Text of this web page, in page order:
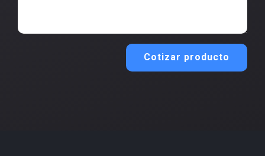
Cotizar producto